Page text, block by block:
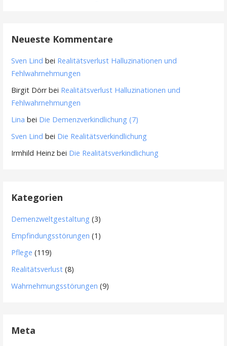
Neueste Kommentare
Sven Lind bei Realitätsverlust Halluzinationen und
Fehlwahrnehmungen
Birgit Dörrbei Realitätsverlust Halluzinationen und
Fehlwahrnehmungen
Lina bei Die Demenzverkindlichung (7)
Sven Lind bei Die Realitätsverkindlichung
Irmhild Heinz bei Die Realitätsverkindlichung
Kategorien
Demenzweltgestaltung (3)
Empfindungsstörungen (1)
Pflege (119)
Realitätsverlust (8)
Wahrnehmungsstörungen (9)
Meta